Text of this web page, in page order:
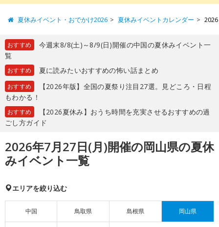
夏休みイベント・おでかけ2026 夏休みイベントカレンダー
おすすめ
今週末8/8(土)～8/9(日)開催の中国の夏休みイベント一
覧
おすすめ 夏に読みたいおすすめの怖い話まとめ
おすすめ
【2026年版】全国の夏祭り注目27選。見どころ・日程
もわかる！
おすすめ
【2026夏休み】おうち時間を充実させるおすすめの過
ごし方ガイド
2026年7月27日(月)開催の岡山県の夏休
みイベント一覧
エリアを絞り込む
中国 鳥取県 島根県 岡山県